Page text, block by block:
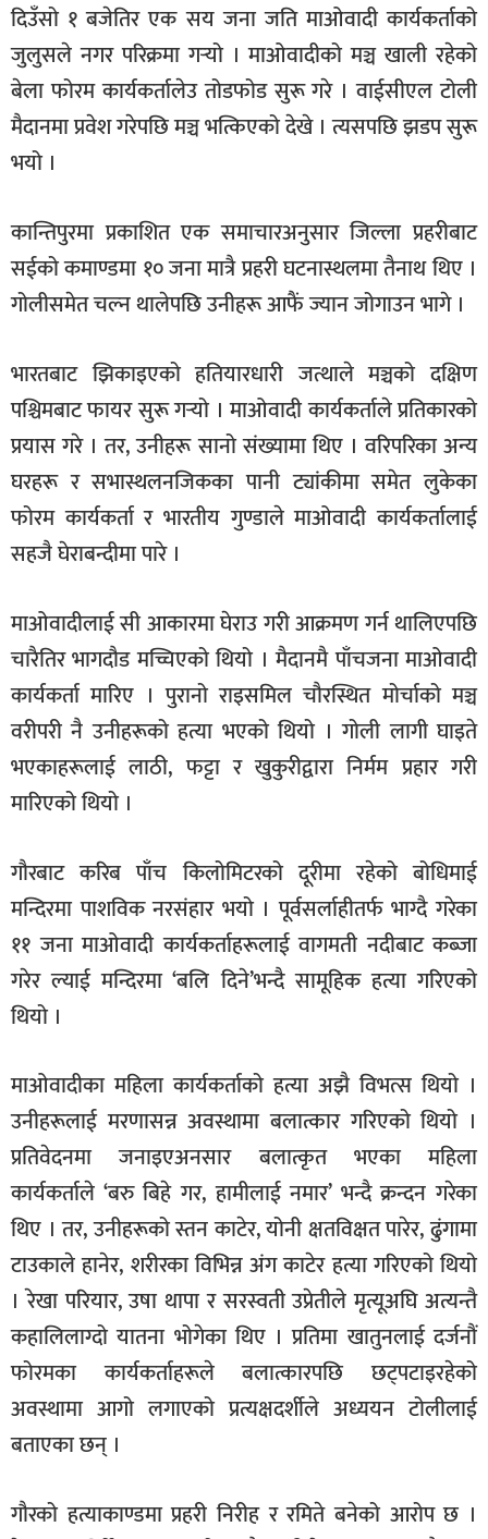
दिउँसो १ बजेतिर एक सय जना जति माओवादी कार्यकर्ताको
जुलुसले नगर परिक्रमा गर्‍यो । माओवादीको मञ्च खाली रहेको
बेला फोरम कार्यकर्तालेउ तोडफोड सुरू गरे । वाईसीएल टोली
मैदानमा प्रवेश गरेपछि मञ्च भत्किएको देखे । त्यसपछि झडप सुरू
भयो ।
कान्तिपुरमा प्रकाशित एक समाचारअनुसार जिल्ला प्रहरीबाट
सईको कमाण्डमा १० जना मात्रै प्रहरी घटनास्थलमा तैनाथ थिए ।
गोलीसमेत चल्न थालेपछि उनीहरू आफैं ज्यान जोगाउन भागे ।
भारतबाट झिकाइएको हतियारधारी जत्थाले मञ्चको दक्षिण
पश्चिमबाट फायर सुरू गर्‍यो । माओवादी कार्यकर्ताले प्रतिकारको
प्रयास गरे । तर, उनीहरू सानो संख्यामा थिए । वरिपरिका अन्य
घरहरू र सभास्थलनजिकका पानी ट्यांकीमा समेत लुकेका
फोरम कार्यकर्ता र भारतीय गुण्डाले माओवादी कार्यकर्तालाई
सहजै घेराबन्दीमा पारे ।
माओवादीलाई सी आकारमा घेराउ गरी आक्रमण गर्न थालिएपछि
चारैतिर भागदौड मच्चिएको थियो । मैदानमै पाँचजना माओवादी
कार्यकर्ता मारिए । पुरानो राइसमिल चौरस्थित मोर्चाको मञ्च
वरीपरी नै उनीहरूको हत्या भएको थियो । गोली लागी घाइते
भएकाहरूलाई लाठी, फट्टा र खुकुरीद्वारा निर्मम प्रहार गरी
मारिएको थियो ।
गौरबाट करिब पाँच किलोमिटरको दूरीमा रहेको बोधिमाई
मन्दिरमा पाशविक नरसंहार भयो । पूर्वसर्लाहीतर्फ भाग्दै गरेका
११ जना माओवादी कार्यकर्ताहरूलाई वागमती नदीबाट कब्जा
गरेर ल्याई मन्दिरमा ‘बलि दिने’भन्दै सामूहिक हत्या गरिएको
थियो ।
माओवादीका महिला कार्यकर्ताको हत्या अझै विभत्स थियो ।
उनीहरूलाई मरणासन्न अवस्थामा बलात्कार गरिएको थियो ।
प्रतिवेदनमा जनाइएअनसार बलात्कृत भएका महिला
कार्यकर्ताले ‘बरु बिहे गर, हामीलाई नमार’ भन्दै क्रन्दन गरेका
थिए । तर, उनीहरूको स्तन काटेर, योनी क्षतविक्षत पारेर, ढुंगामा
टाउकाले हानेर, शरीरका विभिन्न अंग काटेर हत्या गरिएको थियो
। रेखा परियार, उषा थापा र सरस्वती उप्रेतीले मृत्यूअघि अत्यन्तै
कहालिलाग्दो यातना भोगेका थिए । प्रतिमा खातुनलाई दर्जनौं
फोरमका कार्यकर्ताहरूले बलात्कारपछि छट्पटाइरहेको
अवस्थामा आगो लगाएको प्रत्यक्षदर्शीले अध्ययन टोलीलाई
बताएका छन् ।
गौरको हत्याकाण्डमा प्रहरी निरीह र रमिते बनेको आरोप छ ।